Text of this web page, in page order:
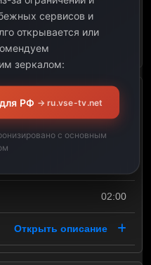
Эротика
09:00
02:00
Открыть описание
сервисов и
открывается или
зеркалом:
РФ → ru.vse-tv.net
с основным